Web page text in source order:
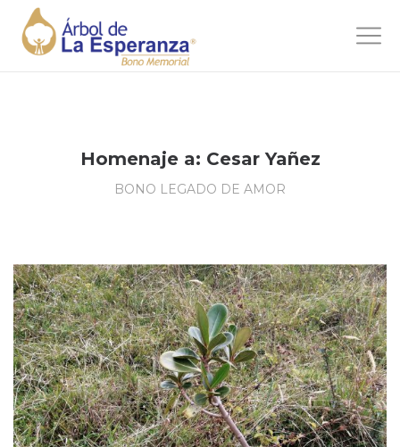
Homenaje a: Cesar Yañez
BONO LEGADO DE AMOR